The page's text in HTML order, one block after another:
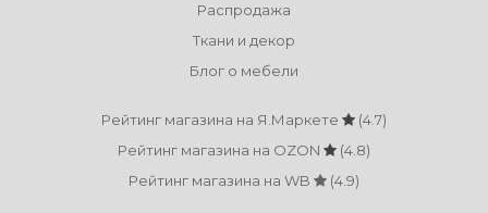
Распродажа
Ткани и декор
Блог о мебели
Рейтинг магазина на Я.Маркете
(4.7)
Рейтинг магазина на OZON
(4.8)
Рейтинг магазина на WB
(4.9)